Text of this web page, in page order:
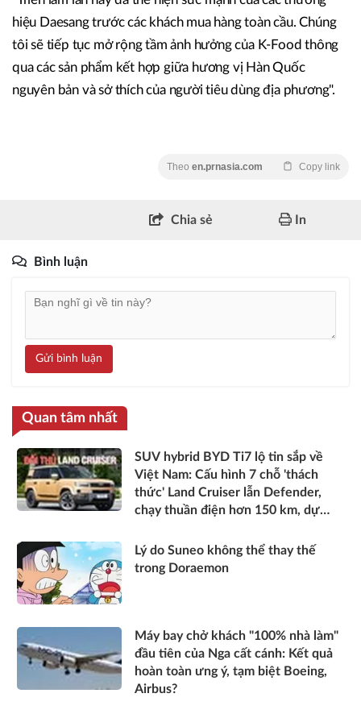
hiệu Daesang trước các khách mua hàng toàn cầu. Chúng
tôi sẽ tiếp tục mở rộng tầm ảnh hưởng của K-Food thông
qua các sản phẩm kết hợp giữa hương vị Hàn Quốc
nguyên bản và sở thích của người tiêu dùng địa phương".
Theo en.prnasia.com Copy link
Chia sẻ In
Bình luận
Gửi bình luận
Quan tâm nhất
SUV hybrid BYD Ti7 lộ tin sắp về
Việt Nam: Cấu hình 7 chỗ 'thách
thức' Land Cruiser lẫn Defender,
chạy thuần điện hơn 150 km, dự
Lý do Suneo không thể thay thế
trong Doraemon
Máy bay chở khách "100% nhà làm"
đầu tiên của Nga cất cánh: Kết quả
hoàn toàn ưng ý, tạm biệt Boeing,
Airbus?